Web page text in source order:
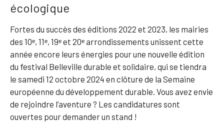
écologique
Fortes du succès des éditions 2022 et 2023, les mairies
des 10ᵉ, 11ᵉ, 19ᵉ et 20ᵉ arrondissements unissent cette
année encore leurs énergies pour une nouvelle édition
du festival Belleville durable et solidaire, qui se tiendra
le samedi 12 octobre 2024 en clôture de la Semaine
européenne du développement durable. Vous avez envie
de rejoindre l’aventure ? Les candidatures sont
ouvertes pour demander un stand !